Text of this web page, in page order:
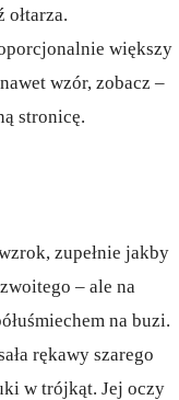
ołtarza.
większy
wzór, zobacz –
stronicę.
zupełnie jakby
– ale na
na buzi.
rękawy szarego
w trójkąt. Jej oczy